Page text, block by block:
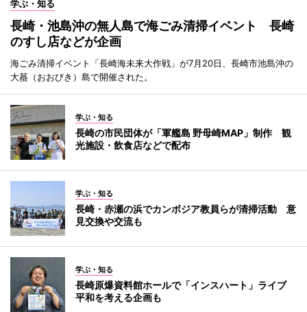
学ぶ・知る
長崎・池島沖の無人島で海ごみ清掃イベント 長崎
のすし店などが企画
海ごみ清掃イベント「長崎海未来大作戦」が7月20日、長崎市池島沖の
大蟇（おおびき）島で開催された。
学ぶ・知る
長崎の市民団体が「軍艦島 野母崎MAP」制作 観
光施設・飲食店などで配布
学ぶ・知る
長崎・赤瀬の浜でカンボジア教員らが清掃活動 意
見交換や交流も
学ぶ・知る
長崎原爆資料館ホールで「インスハート」ライブ
平和を考える企画も